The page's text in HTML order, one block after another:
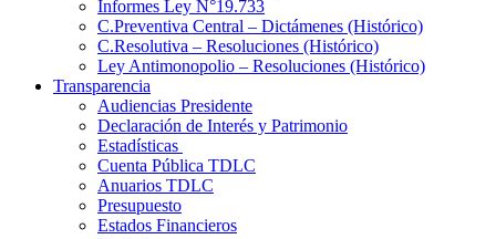
Informes Ley N°19.733
C.Preventiva Central – Dictámenes (Histórico)
C.Resolutiva – Resoluciones (Histórico)
Ley Antimonopolio – Resoluciones (Histórico)
Transparencia
Audiencias Presidente
Declaración de Interés y Patrimonio
Estadísticas
Cuenta Pública TDLC
Anuarios TDLC
Presupuesto
Estados Financieros